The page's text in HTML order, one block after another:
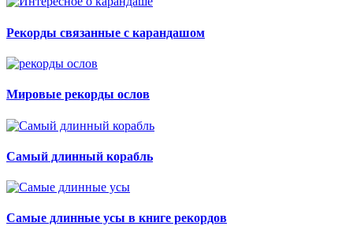
Рекорды связанные с карандашом
Мировые рекорды ослов
Самый длинный корабль
Самые длинные усы в книге рекордов